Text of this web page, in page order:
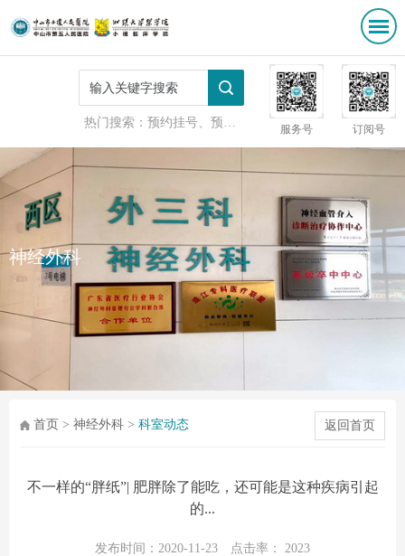
热门搜索：预约挂号、预防接种 服务号 订阅号
神经外科
返回首页
首页 >神经外科 >科室动态
不一样的“胖纸”| 肥胖除了能吃，还可能是这种疾病引起
的...
发布时间：2020-11-23 点击率： 2023